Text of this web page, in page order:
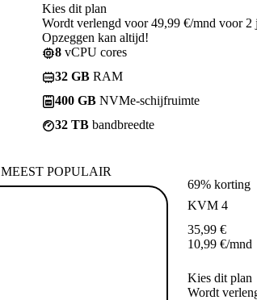
Kies dit plan
Wordt verlengd voor 49,99 €/mnd voor 2
Opzeggen kan altijd!
8 vCPU cores
32 GB RAM
400 GB NVMe-schijfruimte
32 TB bandbreedte
MEEST POPULAIR
69% korting
KVM 4
35,99 €
10,99 €/mnd
Kies dit plan
Wordt